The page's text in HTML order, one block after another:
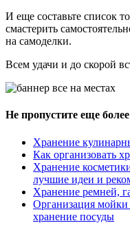
И еще составьте список
смастерить
на самоделки.
Всем удачи и до скорой
Не пропустите еще
Хранение
Как организовать
Хранение
лучшие идеи и
Хранение ремней,
Организация мойки
хранение посуды